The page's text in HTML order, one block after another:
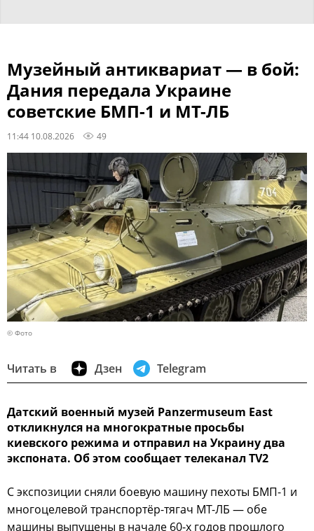
Музейный антиквариат — в бой:
Дания передала Украине
советские БМП-1 и МТ-ЛБ
11:44 10.08.2026 49
© Фото
Читать в Дзен Telegram
Датский военный музей Panzermuseum East
откликнулся на многократные просьбы
киевского режима и отправил на Украину два
экспоната. Об этом сообщает телеканал TV2
С экспозиции сняли боевую машину пехоты БМП-1 и
многоцелевой транспортёр-тягач МТ-ЛБ — обе
машины выпущены в начале 60-х годов прошлого